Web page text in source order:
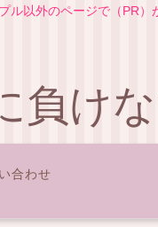
以外のページで（PR）
負け
合わせ